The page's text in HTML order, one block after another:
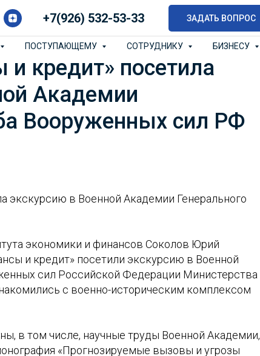
+7(926) 532-53-33 ЗАДАТЬ ВОПРОС
ПОСТУПАЮЩЕМУ СОТРУДНИКУ БИЗНЕСУ
кредит» посетила
Академии
Вооруженных сил РФ
экскурсию в Военной Академии Генерального
экономики и финансов Соколов Юрий
и кредит» посетили экскурсию в Военной
сил Российской Федерации Министерства
с военно-историческим комплексом
в том числе, научные труды Военной Академии,
«Прогнозируемые вызовы и угрозы